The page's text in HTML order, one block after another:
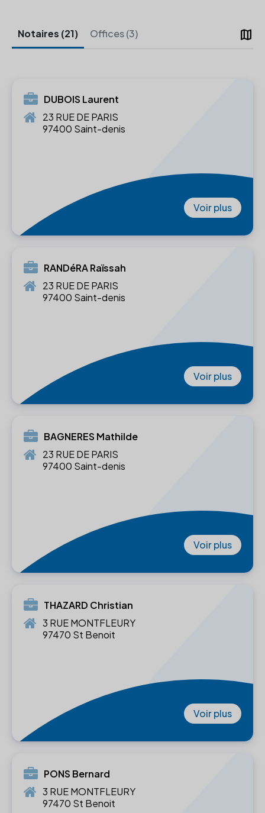
map
Notaires (21) Offices (3)
DUBOIS Laurent
23 RUE DE PARIS
97400 Saint-denis
Voir plus
RANDéRA Raïssah
23 RUE DE PARIS
97400 Saint-denis
Voir plus
BAGNERES Mathilde
23 RUE DE PARIS
97400 Saint-denis
Voir plus
THAZARD Christian
3 RUE MONTFLEURY
97470 St Benoit
Voir plus
PONS Bernard
3 RUE MONTFLEURY
97470 St Benoit